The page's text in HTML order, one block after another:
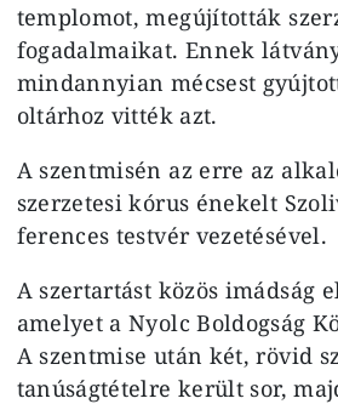
templomot, megújították
fogadalmaikat. Ennek
mindannyian mécsest
oltárhoz vitték azt.
A szentmisén az erre az
szerzetesi kórus énekelt
ferences testvér vezetésével.
A szertartást közös imádság
amelyet a Nyolc Boldogság
A szentmise után két, rövid
tanúságtételre került sor,